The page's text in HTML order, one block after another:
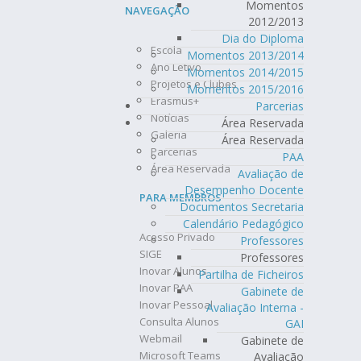
Momentos
2012/2013
Dia do Diploma
Momentos 2013/2014
Momentos 2014/2015
Momentos 2015/2016
Parcerias
Área Reservada
Área Reservada
PAA
Avaliação de
Desempenho Docente
Documentos Secretaria
Calendário Pedagógico
Professores
Professores
Partilha de Ficheiros
Gabinete de
Avaliação Interna -
GAI
Gabinete de
Avaliação
NAVEGAÇÃO
Escola
Ano Letivo
Projetos e Clubes
Erasmus+
Notícias
Galeria
Parcerias
Área Reservada
PARA MEMBROS
Acesso Privado
SIGE
Inovar Alunos
Inovar PAA
Inovar Pessoal
Consulta Alunos
Webmail
Microsoft Teams